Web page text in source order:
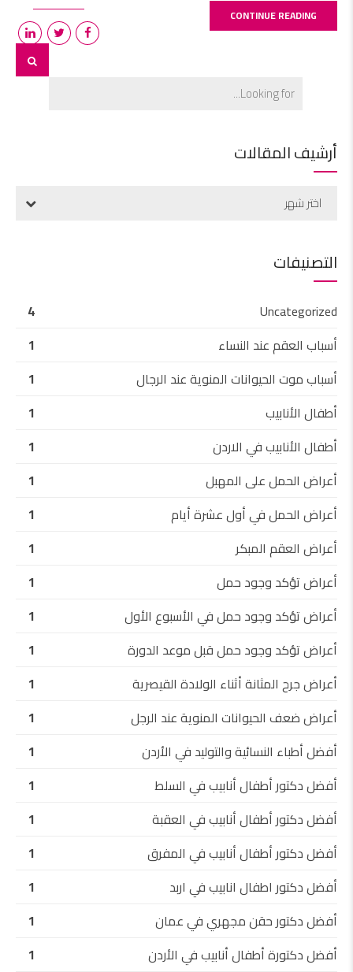
CONTINUE READING
أرشيف المقالات
اختر شهر
التصنيفات
Uncategorized
4
أسباب العقم عند النساء
1
أسباب موت الحيوانات المنوية عند الرجال
1
أطفال الأنابيب
1
أطفال الأنابيب في الاردن
1
أعراض الحمل على المهبل
1
أعراض الحمل في أول عشرة أيام
1
أعراض العقم المبكر
1
أعراض تؤكد وجود حمل
1
أعراض تؤكد وجود حمل في الأسبوع الأول
1
أعراض تؤكد وجود حمل قبل موعد الدورة
1
أعراض جرح المثانة أثناء الولادة القيصرية
1
أعراض ضعف الحيوانات المنوية عند الرجل
1
أفضل أطباء النسائية والتوليد في الأردن
1
أفضل دكتور أطفال أنابيب في السلط
1
أفضل دكتور أطفال أنابيب في العقبة
1
أفضل دكتور أطفال أنابيب في المفرق
1
أفضل دكتور اطفال انابيب في اربد
1
أفضل دكتور حقن مجهري في عمان
1
أفضل دكتورة أطفال أنابيب في الأردن
1